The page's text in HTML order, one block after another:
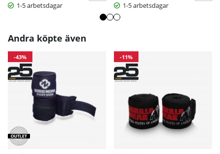
1-5 arbetsdagar 1-5 arbetsdagar
Andra köpte även
-43% -11%